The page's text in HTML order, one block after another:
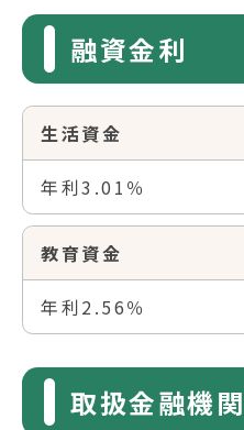
融資金利
生活資金
年利3.01％
教育資金
年利2.56％
取扱金融機関